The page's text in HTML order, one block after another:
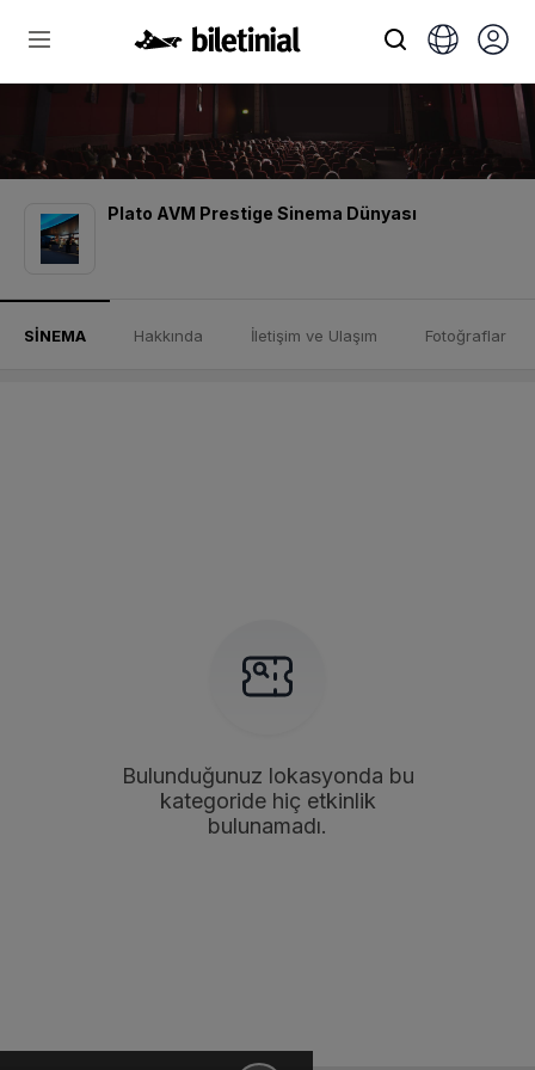
Plato AVM Prestige Sinema Dünyası
SİNEMA Hakkında İletişim ve Ulaşım Fotoğraflar
Bulunduğunuz lokasyonda bu
kategoride hiç etkinlik
bulunamadı.